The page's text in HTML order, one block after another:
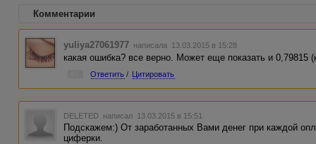
Комментарии
yuliya27061977 написала 13.03.2015 в 15:28
какая ошибка? все верно. Может еще показать и 0,79815
Ответить / Цитировать
DELETED написал 13.03.2015 в 15:51
Подскажем:) От заработанных Вами денег при каждой
циферки.